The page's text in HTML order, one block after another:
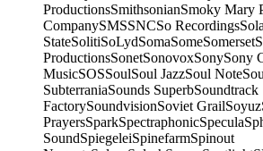
ProductionsSmithsonianSmoky Mary
CompanySMSSNCSo Recordings
StateSolitiSoLydSomaSomeSomerset
ProductionsSonetSonovoxSonySony
MusicSOSSoulSoul JazzSoul Note
SubterraniaSounds SuperbSoundtrack
FactorySoundvisionSoviet GrailSoyuz
PrayersSparkSpectraphonicSpecula
SoundSpiegeleiSpinefarmSpinout